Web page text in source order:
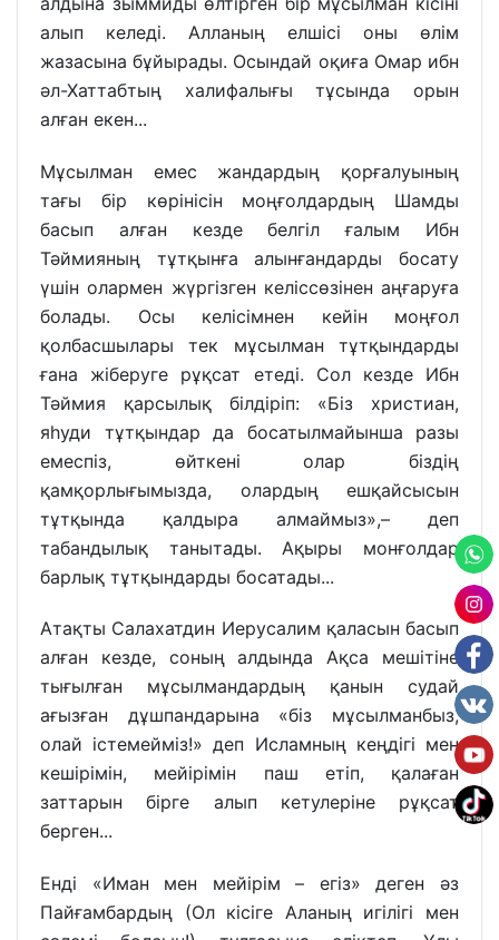
алып келеді. Алланың елшісі оны өлім
жазасына бұйырады. Осындай оқиға Омар ибн
әл-Хаттабтың халифалығы тұсында орын
алған екен...
Мұсылман емес жандардың қорғалуының
тағы бір көрінісін моңғолдардың Шамды
басып алған кезде белгіл ғалым Ибн
Тәймияның тұтқынға алынғандарды босату
үшін олармен жүргізген келіссөзінен аңғаруға
болады. Осы келісімнен кейін моңғол
қолбасшылары тек мұсылман тұтқындарды
ғана жіберуге рұқсат етеді. Сол кезде Ибн
Тәймия қарсылық білдіріп: «Біз христиан,
яһуди тұтқындар да босатылмайынша разы
емеспіз, өйткені олар біздің
қамқорлығымызда, олардың ешқайсысын
тұтқында қалдыра алмаймыз»,– деп
табандылық танытады. Ақыры монғолдар
барлық тұтқындарды босатады...
Атақты Салахатдин Иерусалим қаласын басып
алған кезде, соның алдында Ақса мешітіне
тығылған мұсылмандардың қанын судай
ағызған дұшпандарына «біз мұсылманбыз,
олай істемейміз!» деп Исламның кеңдігі мен
кешірімін, мейірімін паш етіп, қалаған
заттарын бірге алып кетулеріне рұқсат
берген...
Енді «Иман мен мейірім – егіз» деген әз
Пайғамбардың (Ол кісіге Аланың игілігі мен